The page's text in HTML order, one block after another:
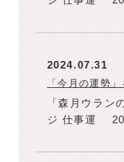
2024.07.31
「今月の運勢
「森月ウラン
ジ 仕事運